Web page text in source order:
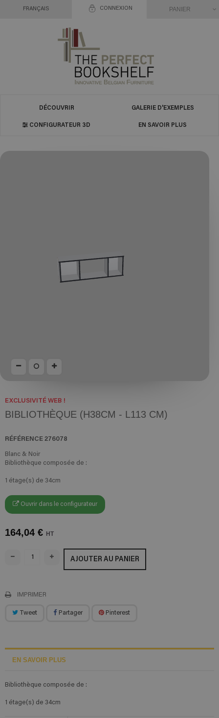
CONNEXION
FRANÇAIS PANIER
DÉCOUVRIR GALERIE D'EXEMPLES
CONFIGURATEUR 3D EN SAVOIR PLUS
EXCLUSIVITÉ WEB !
BIBLIOTHÈQUE (H38CM - L113 CM)
RÉFÉRENCE276078
Blanc & Noir
Bibliothèque composée de :
1 étage(s) de 34cm
Ouvrir dans le configurateur
164,04 € HT
AJOUTER AU PANIER
IMPRIMER
Tweet Partager Pinterest
EN SAVOIR PLUS
Bibliothèque composée de :
1 étage(s) de 34cm